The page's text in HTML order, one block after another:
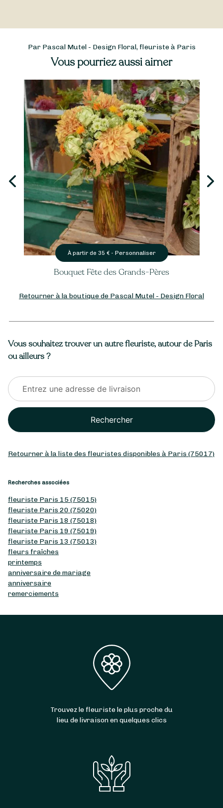
Par Pascal Mutel - Design Floral, fleuriste à Paris
Vous pourriez aussi aimer
À partir de 35 € - Personnaliser
Bouquet Fête des Grands-Pères
Retourner à la boutique de Pascal Mutel - Design Floral
Vous souhaitez trouver un autre fleuriste, autour de Paris
ou ailleurs ?
Rechercher
Retourner à la liste des fleuristes disponibles à Paris (75017)
Recherches associées
fleuriste Paris 15 (75015)
fleuriste Paris 20 (75020)
fleuriste Paris 18 (75018)
fleuriste Paris 19 (75019)
fleuriste Paris 13 (75013)
fleurs fraîches
printemps
anniversaire de mariage
anniversaire
remerciements
Trouvez le fleuriste le plus proche du
lieu de livraison en quelques clics